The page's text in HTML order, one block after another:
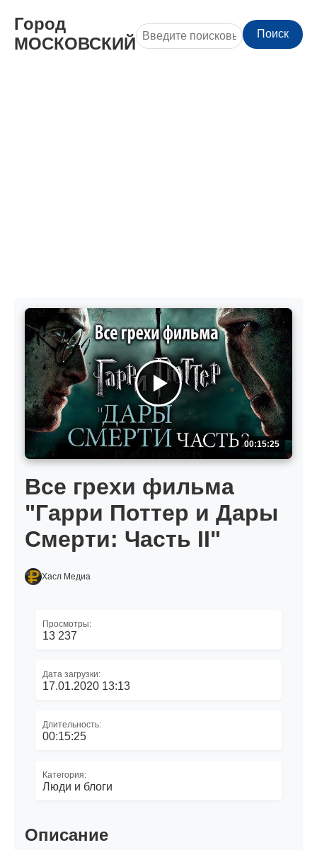
Город
МОСКОВСКИЙ
Поиск
00:15:25
Все грехи фильма
"Гарри Поттер и Дары
Смерти: Часть II"
Хасл Медиа
Просмотры:
13 237
Дата загрузки:
17.01.2020 13:13
Длительность:
00:15:25
Категория:
Люди и блоги
Описание